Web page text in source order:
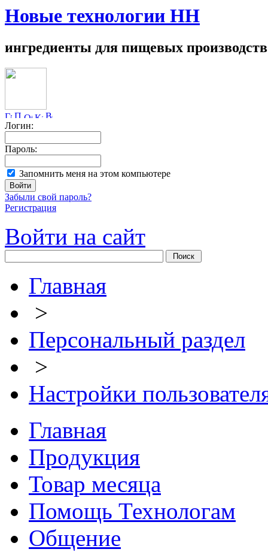
Новые технологии НН
ингредиенты для пищевых производств
Логин:
Пароль:
Запомнить меня на этом компьютере
Забыли свой пароль?
Регистрация
Войти на сайт
Главная
>
Персональный раздел
>
Настройки
Главная
Продукция
Товар месяца
Помощь Технологам
Общение